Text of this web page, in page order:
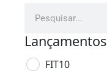
Lançamentos
FIT10